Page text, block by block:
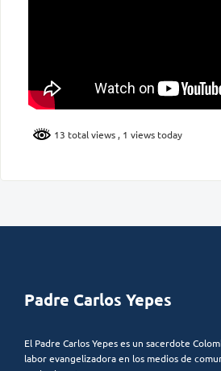
13 total views , 1 views today
Padre Carlos Yepes
El Padre Carlos Yepes es un sacerdote
labor evangelizadora en los medios de